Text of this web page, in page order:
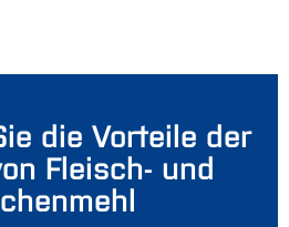
die Vorteile der
Fleisch- und